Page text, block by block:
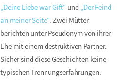
„Deine Liebe war Gift“ und „Der Feind
an meiner Seite“. Zwei Mütter
berichten unter Pseudonym von ihrer
Ehe mit einem destruktiven Partner.
Sicher sind diese Geschichten keine
typischen Trennungserfahrungen.